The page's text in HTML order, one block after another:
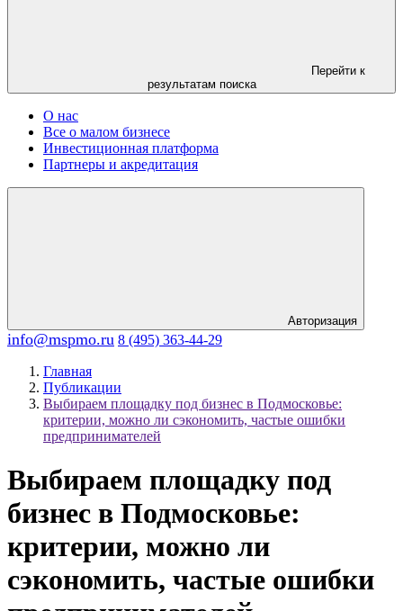
Перейти к
результатам поиска
О нас
Все о малом бизнесе
Инвестиционная платформа
Партнеры и акредитация
Авторизация
info@mspmo.ru 8 (495) 363-44-29
Главная
Публикации
Выбираем площадку под бизнес в Подмосковье:
критерии, можно ли сэкономить, частые ошибки
предпринимателей
Выбираем площадку под
бизнес в Подмосковье:
критерии, можно ли
сэкономить, частые ошибки